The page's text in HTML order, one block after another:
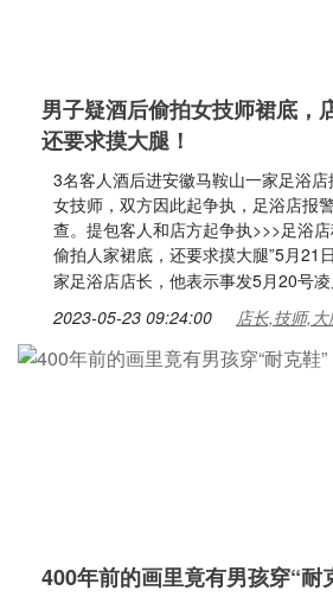
男子疑酒后偷拍女技师裙底，
还要求摸大腿！
3名客人酒后进安徽马鞍山一家足浴
女技师，双方因此起争执，足浴店报
查。提包客人和店方起争执>>>足浴
偷拍人家裙底，还要求摸大腿”5月21
家足浴店店长，他表示事发5月20号
2023-05-23 09:24:00 店长,技师,
400年前的画里竟有男孩穿“耐